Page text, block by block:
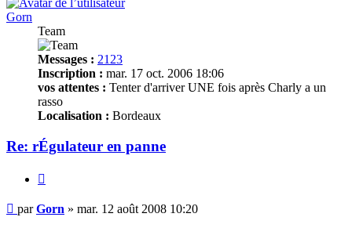
Gorn
Team
Messages : 2123
Inscription : mar. 17 oct. 2006 18:06
vos attentes : Tenter d'arriver UNE fois après Charly a un
rasso
Localisation : Bordeaux
Re: rÉgulateur en panne
Message
non
parGorn » mar. 12 août 2008 10:20